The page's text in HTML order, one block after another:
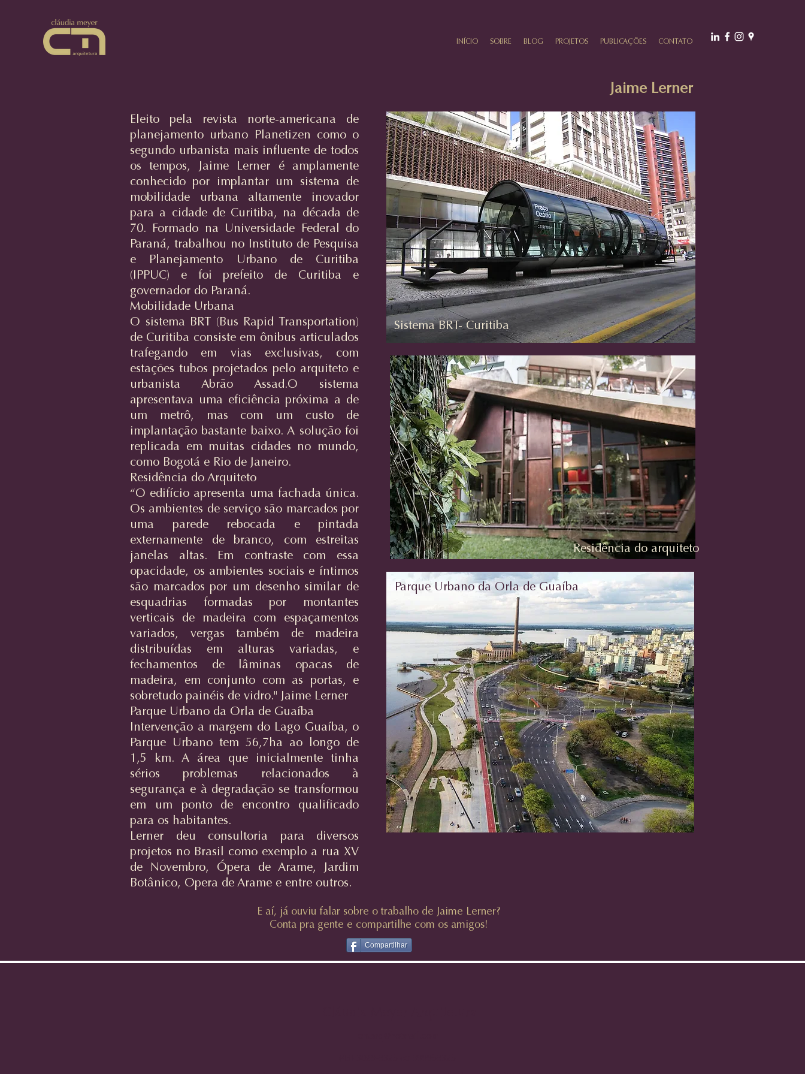
INÍCIO SOBRE BLOG PROJETOS PUBLICAÇÕES CONTATO
Jaime Lerner
Eleito pela revista norte-americana de
planejamento urbano Planetizen como o
segundo urbanista mais influente de todos
os tempos, Jaime Lerner é amplamente
conhecido por implantar um sistema de
mobilidade urbana altamente inovador
para a cidade de Curitiba, na década de
70. Formado na Universidade Federal do
Paraná, trabalhou no Instituto de Pesquisa
e Planejamento Urbano de Curitiba
(IPPUC) e foi prefeito de Curitiba e
governador do Paraná.
Mobilidade Urbana
O sistema BRT (Bus Rapid Transportation)
de Curitiba consiste em ônibus articulados
trafegando em vias exclusivas, com
estações tubos projetados pelo arquiteto e
urbanista Abrão Assad.O sistema
apresentava uma eficiência próxima a de
um metrô, mas com um custo de
implantação bastante baixo. A solução foi
replicada em muitas cidades no mundo,
como Bogotá e Rio de Janeiro.
Residência do Arquiteto
“O edifício apresenta uma fachada única.
Os ambientes de serviço são marcados por
uma parede rebocada e pintada
externamente de branco, com estreitas
janelas altas. Em contraste com essa
opacidade, os ambientes sociais e íntimos
são marcados por um desenho similar de
esquadrias formadas por montantes
verticais de madeira com espaçamentos
variados, vergas também de madeira
distribuídas em alturas variadas, e
fechamentos de lâminas opacas de
madeira, em conjunto com as portas, e
sobretudo painéis de vidro." Jaime Lerner
Parque Urbano da Orla de Guaíba
Intervenção a margem do Lago Guaíba, o
Parque Urbano tem 56,7ha ao longo de
1,5 km. A área que inicialmente tinha
sérios problemas relacionados à
segurança e à degradação se transformou
em um ponto de encontro qualificado
para os habitantes.
Lerner deu consultoria para diversos
projetos no Brasil como exemplo a rua XV
de Novembro, Ópera de Arame, Jardim
Botânico, Opera de Arame e entre outros.
Sistema BRT- Curitiba
Residência do arquiteto
Parque Urbano da Orla de Guaíba
E aí, já ouviu falar sobre o trabalho de Jaime Lerner?
Conta pra gente e compartilhe com os amigos!
Compartilhar